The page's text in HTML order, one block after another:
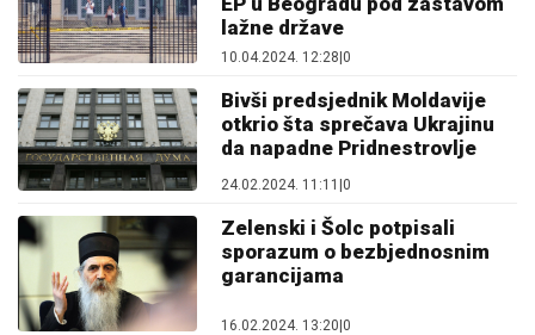
lažne države
10.04.2024. 12:28 0
Bivši predsjednik Moldavije
otkrio šta sprečava Ukrajinu
da napadne Pridnestrovlje
24.02.2024. 11:11 |0
Zelenski i Šolc potpisali
sporazum o bezbjednosnim
garancijama
16.02.2024. 13:20|0